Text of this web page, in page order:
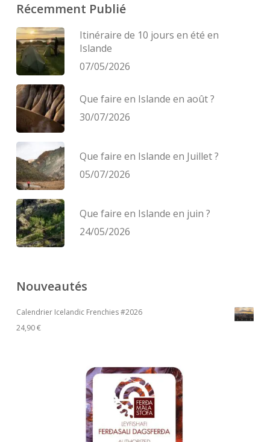
Récemment Publié
Itinéraire de 10 jours en été en
Islande
07/05/2026
Que faire en Islande en août ?
30/07/2026
Que faire en Islande en Juillet ?
05/07/2026
Que faire en Islande en juin ?
24/05/2026
Nouveautés
Calendrier Icelandic Frenchies #2026
24,90€